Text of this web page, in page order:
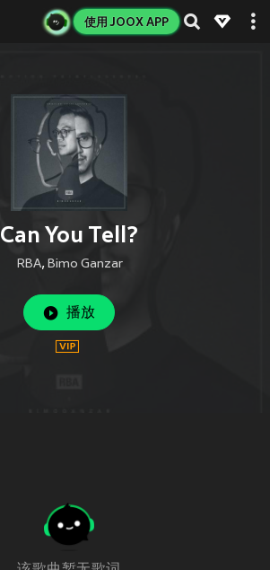
使用 JOOX APP
Can You Tell?
RBA, Bimo Ganzar
播放